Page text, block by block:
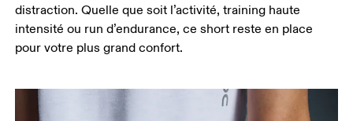
distraction. Quelle que soit l’activité, training haute
intensité ou run d’endurance, ce short reste en place
pour votre plus grand confort.